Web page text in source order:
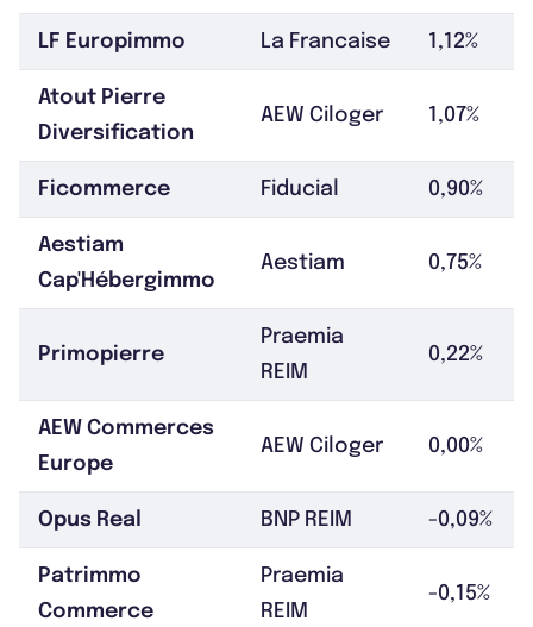
LF Europimmo La Francaise 1,12%
Atout Pierre
Diversification
AEW Ciloger 1,07%
Ficommerce Fiducial 0,90%
Aestiam
Cap'Hébergimmo
Aestiam 0,75%
Primopierre
Praemia
REIM
0,22%
AEW Commerces
Europe
AEW Ciloger 0,00%
Opus Real BNP REIM -0,09%
Patrimmo
Commerce
Praemia
REIM
-0,15%